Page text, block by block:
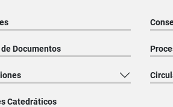
Documentos
Catedráticos